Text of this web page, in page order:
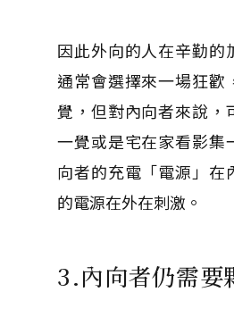
因此外向的人在辛勤的
通常會選擇來一場狂歡
覺，但對內向者來說，
一覺或是宅在家看影集
向者的充電「電源」在
的電源在外在刺激。
3.內向者仍需要